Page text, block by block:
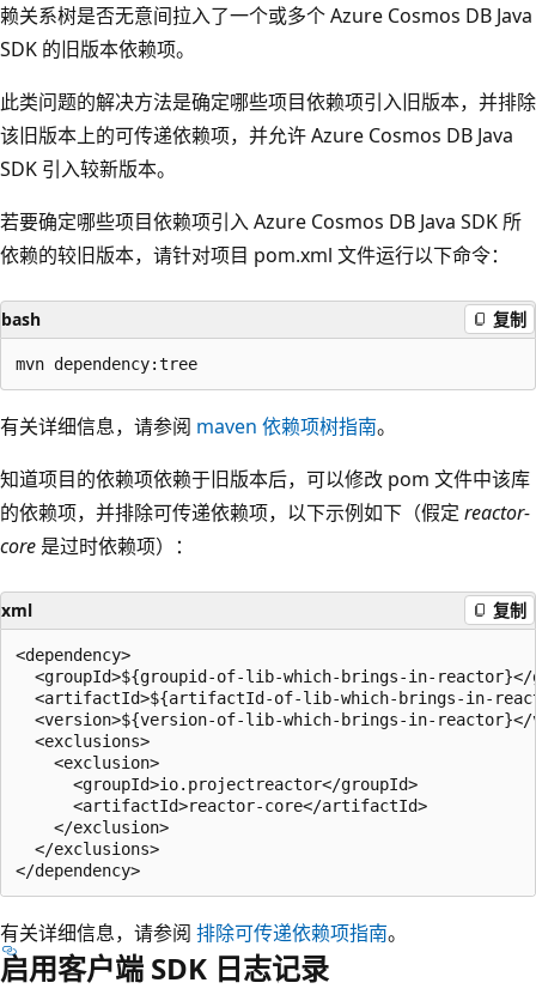
赖关系树是否无意间拉入了一个或多个 Azure Cosmos DB Java
SDK 的旧版本依赖项。
此类问题的解决方法是确定哪些项目依赖项引入旧版本，并排除
该旧版本上的可传递依赖项，并允许 Azure Cosmos DB Java
SDK 引入较新版本。
若要确定哪些项目依赖项引入 Azure Cosmos DB Java SDK 所
依赖的较旧版本，请针对项目 pom.xml 文件运行以下命令：
bash 复制
有关详细信息，请参阅 maven 依赖项树指南。
知道项目的依赖项依赖于旧版本后，可以修改 pom 文件中该库
的依赖项，并排除可传递依赖项，以下示例如下（假定 reactor-
core 是过时依赖项）：
xml 复制
<dependency>
<groupId>${groupid-of-lib-which-brings-in-
<artifactId>${artifactId-of-lib-which-brings-in-
<version>${version-of-lib-which-brings-in-
  <exclusions>
    <exclusion>
      <groupId>io.projectreactor</groupId>
      <artifactId>reactor-core</artifactId>
    </exclusion>
  </exclusions>
有关详细信息，请参阅 排除可传递依赖项指南。
启用客户端 SDK 日志记录